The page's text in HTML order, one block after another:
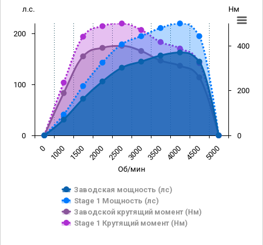
Об/мин
л.с. Нм
Заводская мощность (лс)
Stage 1 Мощность (лс)
Заводской крутящий момент (Нм)
Stage 1 Крутящий момент (Нм)
0 1000 1500 2000 2500 3000 3500 4000 4500 5000
0
100
200
0
200
400